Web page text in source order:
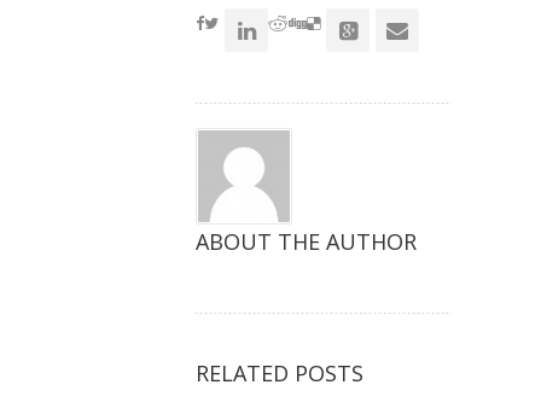
窗
口
窗
口
窗
口
ABOUT THE AUTHOR
RELATED POSTS